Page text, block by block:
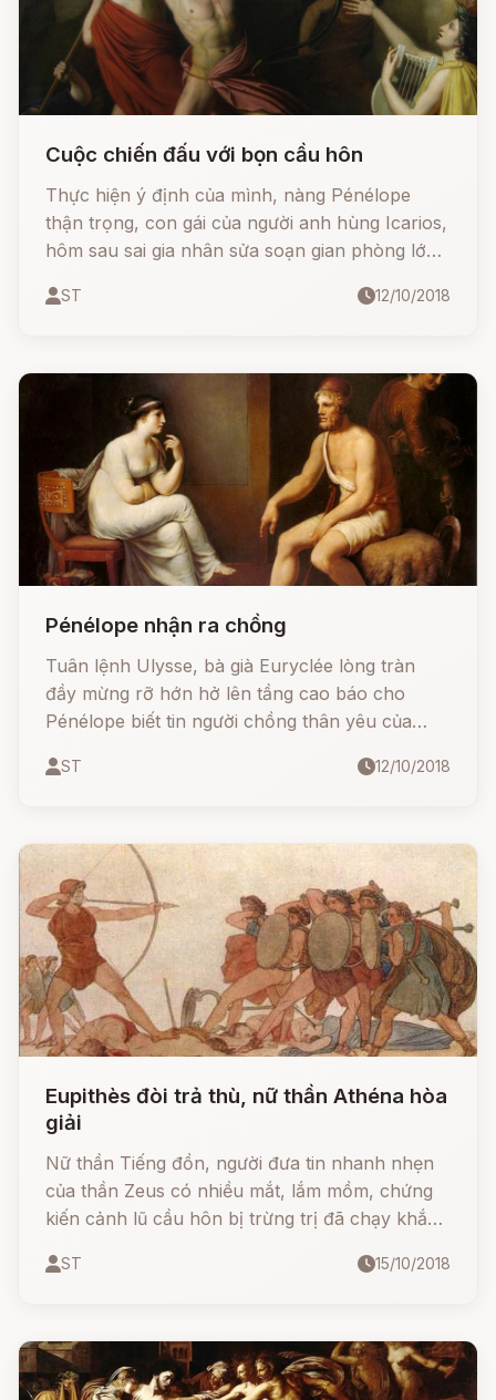
Cuộc chiến đấu với bọn cầu hôn
Thực hiện ý định của mình, nàng Pénélope
thận trọng, con gái của người anh hùng Icarios,
hôm sau sai gia nhân sửa soạn gian phòng lớn
ST 12/10/2018
Pénélope nhận ra chồng
Tuân lệnh Ulysse, bà già Euryclée lòng tràn
đầy mừng rỡ hớn hở lên tầng cao báo cho
Pénélope biết tin người chồng thân yêu của
ST 12/10/2018
Eupithès đòi trả thù, nữ thần Athéna hòa
giải
Nữ thần Tiếng đồn, người đưa tin nhanh nhẹn
của thần Zeus có nhiều mắt, lắm mồm, chứng
kiến cảnh lũ cầu hôn bị trừng trị đã chạy khắp
khiếp của bọn chúng, số phận bất hạnh của
đến gào thét, khóc than trước cửa lâu đài của
Ulysse.
ST 15/10/2018